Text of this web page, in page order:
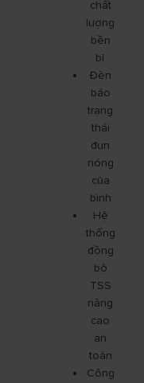
chất
lượng
bền
bỉ
Đèn
báo
trạng
thái
đun
nóng
của
bình
Hệ
thống
đồng
bộ
TSS
nâng
cao
an
toàn
Công